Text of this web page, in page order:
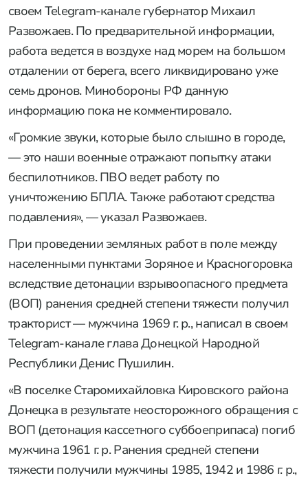
своем Telegram-канале губернатор Михаил
Развожаев. По предварительной информации,
работа ведется в воздухе над морем на большом
отдалении от берега, всего ликвидировано уже
семь дронов. Минобороны РФ данную
информацию пока не комментировало.
«Громкие звуки, которые было слышно в городе,
— это наши военные отражают попытку атаки
беспилотников. ПВО ведет работу по
уничтожению БПЛА. Также работают средства
подавления», — указал Развожаев.
При проведении земляных работ в поле между
населенными пунктами Зоряное и Красногоровка
вследствие детонации взрывоопасного предмета
(ВОП) ранения средней степени тяжести получил
тракторист — мужчина 1969 г. р., написал в своем
Telegram-канале глава Донецкой Народной
Республики Денис Пушилин.
«В поселке Старомихайловка Кировского района
Донецка в результате неосторожного обращения с
ВОП (детонация кассетного суббоеприпаса) погиб
мужчина 1961 г. р. Ранения средней степени
тяжести получили мужчины 1985, 1942 и 1986 г. р.,